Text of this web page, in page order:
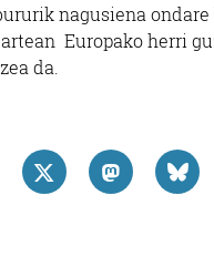
nagusiena
Europako herri
da.